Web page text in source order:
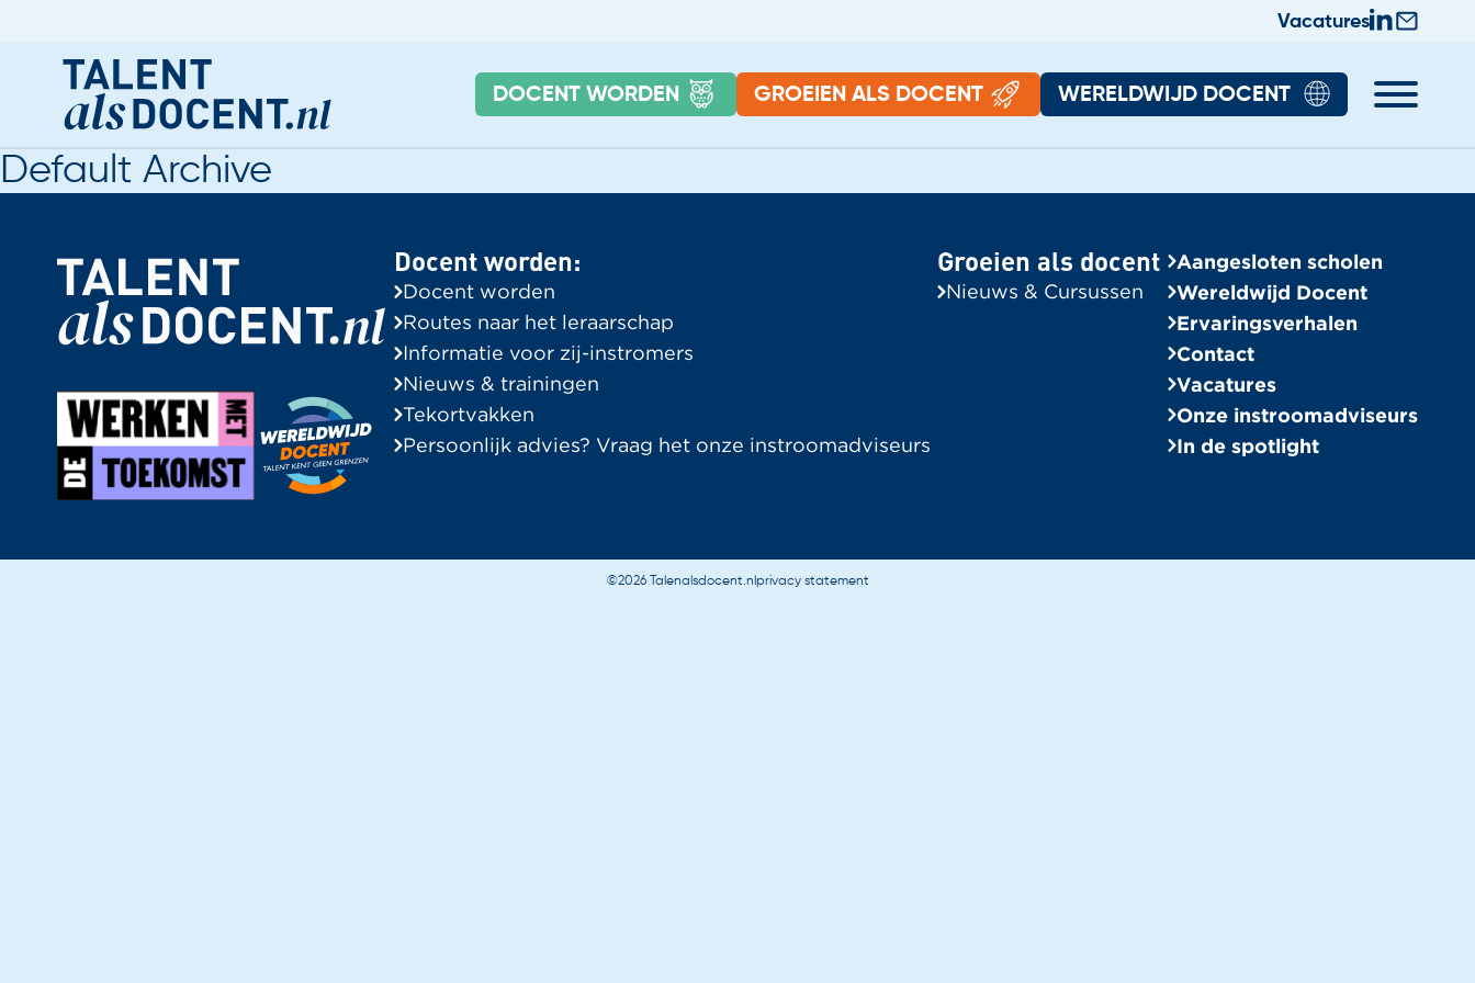
Vacatures
DOCENT WORDEN GROEIEN ALS DOCENT WERELDWIJD DOCENT
Informatie voor Zij-instromers
Praktische zaken
Informatie voor Zij-instromers
Tekortvakken in de regio
Onze instroomadviseurs
In de Spotlight
Bekijk alle vacatures
Contact
Aangesloten scholen
Onze instroomadviseurs
Default Archive
Docent worden:
Docent worden
Routes naar het leraarschap
Informatie voor zij-instromers
Nieuws & trainingen
Tekortvakken
Persoonlijk advies? Vraag het onze instroomadviseurs
Groeien als docent
Nieuws & Cursussen
Aangesloten scholen
Wereldwijd Docent
Ervaringsverhalen
Contact
Vacatures
Onze instroomadviseurs
In de spotlight
©2026 Talenalsdocent.nl privacy statement